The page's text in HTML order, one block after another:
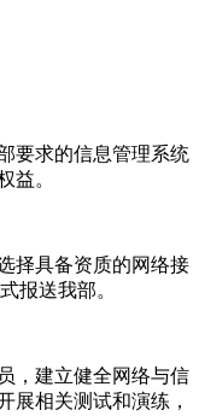
要求的信息管理系统
益。
择具备资质的网络接
报送我部。
，建立健全网络与信
展相关测试和演练，